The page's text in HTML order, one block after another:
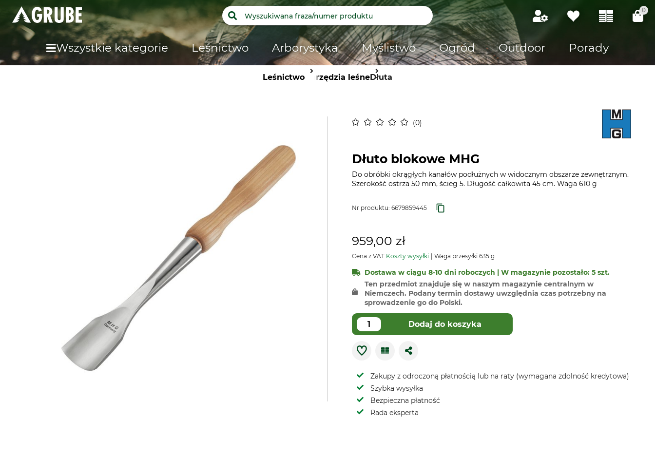
0
Wszystkie kategorie Leśnictwo Arborystyka Myślistwo Ogród Outdoor Porady
Leśnictwo Narzędzia leśneDłuta
0
Dłuto blokowe MHG
Do obróbki okrągłych kanałów podłużnych w widocznym obszarze zewnętrznym.
Szerokość ostrza 50 mm, ścieg 5. Długość całkowita 45 cm. Waga 610 g
Nr produktu: 6679859445
959,00 zł
Cena z VAT Koszty wysyłki Waga przesyłki 635 g
Dostawa w ciągu 8-10 dni roboczych | W magazynie pozostało: 5 szt.
Ten przedmiot znajduje się w naszym magazynie centralnym w
Niemczech. Podany termin dostawy uwzględnia czas potrzebny na
sprowadzenie go do Polski.
Dodaj do koszyka
Zakupy z odroczoną płatnością lub na raty (wymagana zdolność kredytowa)
Szybka wysyłka
Bezpieczna płatność
Rada eksperta